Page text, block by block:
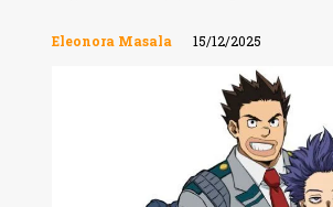
Eleonora Masala 15/12/2025